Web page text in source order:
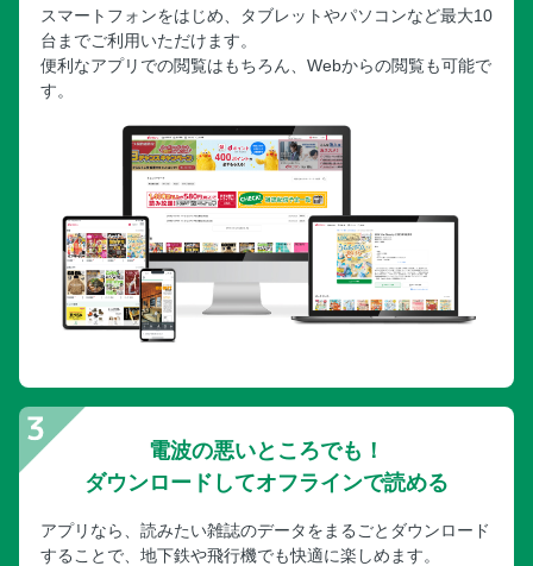
スマートフォンをはじめ、タブレットやパソコンなど最大10
台までご利用いただけます。
便利なアプリでの閲覧はもちろん、Webからの閲覧も可能で
す。
電波の悪いところでも！
ダウンロードしてオフラインで読める
アプリなら、読みたい雑誌のデータをまるごとダウンロード
することで、地下鉄や飛行機でも快適に楽しめます。